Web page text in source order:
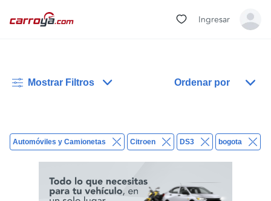
Ingresar
Mostrar Filtros Ordenar por
Automóviles y Camionetas Citroen DS3 bogota